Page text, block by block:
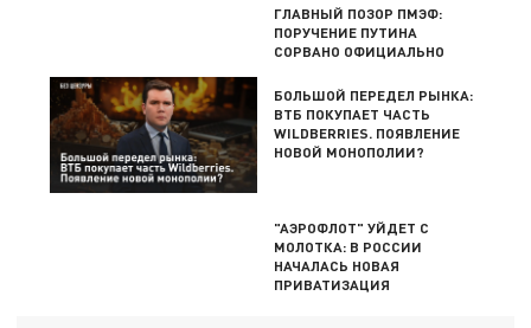
ГЛАВНЫЙ ПОЗОР ПМЭФ:
ПОРУЧЕНИЕ ПУТИНА
СОРВАНО ОФИЦИАЛЬНО
БОЛЬШОЙ ПЕРЕДЕЛ РЫНКА:
ВТБ ПОКУПАЕТ ЧАСТЬ
WILDBERRIES. ПОЯВЛЕНИЕ
НОВОЙ МОНОПОЛИИ?
"АЭРОФЛОТ" УЙДЕТ С
МОЛОТКА: В РОССИИ
НАЧАЛАСЬ НОВАЯ
ПРИВАТИЗАЦИЯ